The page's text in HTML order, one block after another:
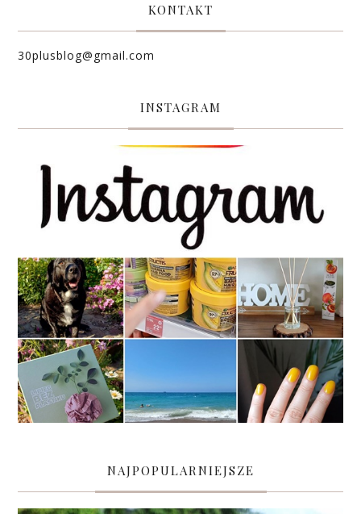
KONTAKT
30plusblog@gmail.com
INSTAGRAM
NAJPOPULARNIEJSZE